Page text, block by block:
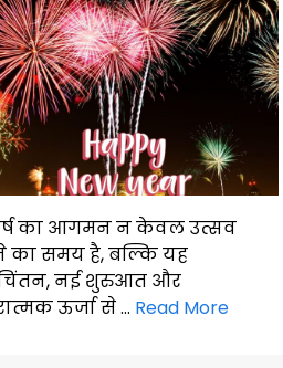
का आगमन न केवल उत्सव
का समय है, बल्कि यह
नई शुरुआत और
ऊर्जा से … Read More